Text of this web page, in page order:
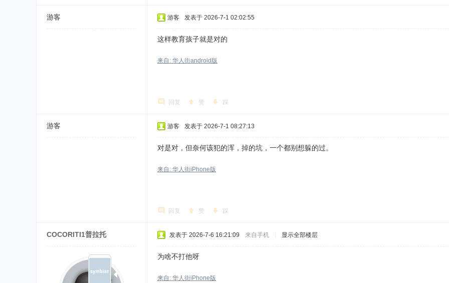
游客 游客 发表于 2026-7-1 02:02:55
这样教育孩子就是对的
来自: 华人街android版
回复 赞 踩
游客 游客 发表于 2026-7-1 08:27:13
对是对，但奈何该犯的浑，掉的坑，一个都别想躲的过。
来自: 华人街iPhone版
回复 赞 踩
COCORITI1普拉托 发表于 2026-7-6 16:21:09 来自手机 显示全部楼层
为啥不打他呀
来自: 华人街iPhone版